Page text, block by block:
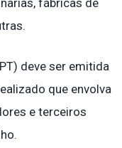
deve ser emitida
que envolva
e terceiros